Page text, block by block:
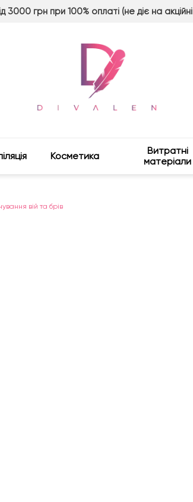
3000 грн при 100% оплаті (не діє на
Косметика
Витратні
матеріали
вій та брів